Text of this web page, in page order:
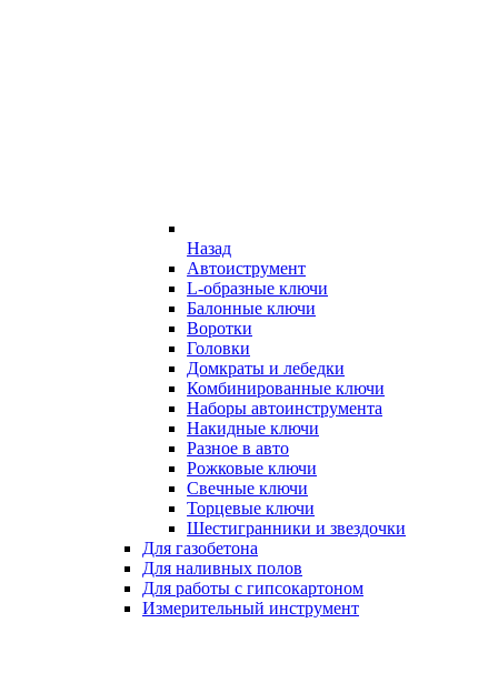
Назад
Автоиструмент
L-образные ключи
Балонные ключи
Воротки
Головки
Домкраты и лебедки
Комбинированные ключи
Наборы автоинструмента
Накидные ключи
Разное в авто
Рожковые ключи
Свечные ключи
Торцевые ключи
Шестигранники и звездочки
Для газобетона
Для наливных полов
Для работы с гипсокартоном
Измерительный инструмент